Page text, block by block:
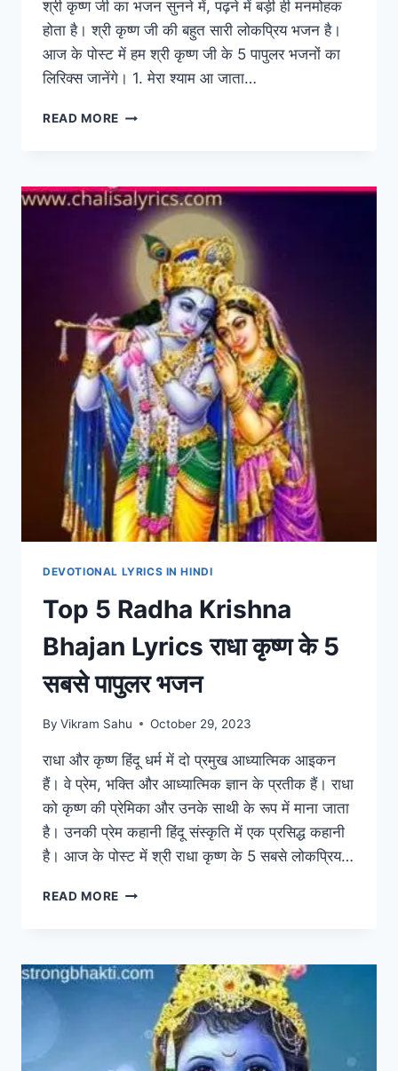
श्री कृष्ण जी का भजन सुनने में, पढ़ने में बड़ी ही मनमोहक
होता है। श्री कृष्ण जी की बहुत सारी लोकप्रिय भजन है।
आज के पोस्ट में हम श्री कृष्ण जी के 5 पापुलर भजनों का
लिरिक्स जानेंगे। 1. मेरा श्याम आ जाता…
READ MORE TOP
LYRICS:
श्री
कृष्ण
सबसे
पापुलर
भजन
DEVOTIONAL LYRICS IN HINDI
Top 5 Radha Krishna
Bhajan Lyrics राधा कृष्ण के 5
सबसे पापुलर भजन
By Vikram Sahu October 29, 2023
राधा और कृष्ण हिंदू धर्म में दो प्रमुख आध्यात्मिक आइकन
हैं। वे प्रेम, भक्ति और आध्यात्मिक ज्ञान के प्रतीक हैं। राधा
को कृष्ण की प्रेमिका और उनके साथी के रूप में माना जाता
है। उनकी प्रेम कहानी हिंदू संस्कृति में एक प्रसिद्ध कहानी
है। आज के पोस्ट में श्री राधा कृष्ण के 5 सबसे लोकप्रिय…
READ MORE TOP
BHAJAN
LYRICS